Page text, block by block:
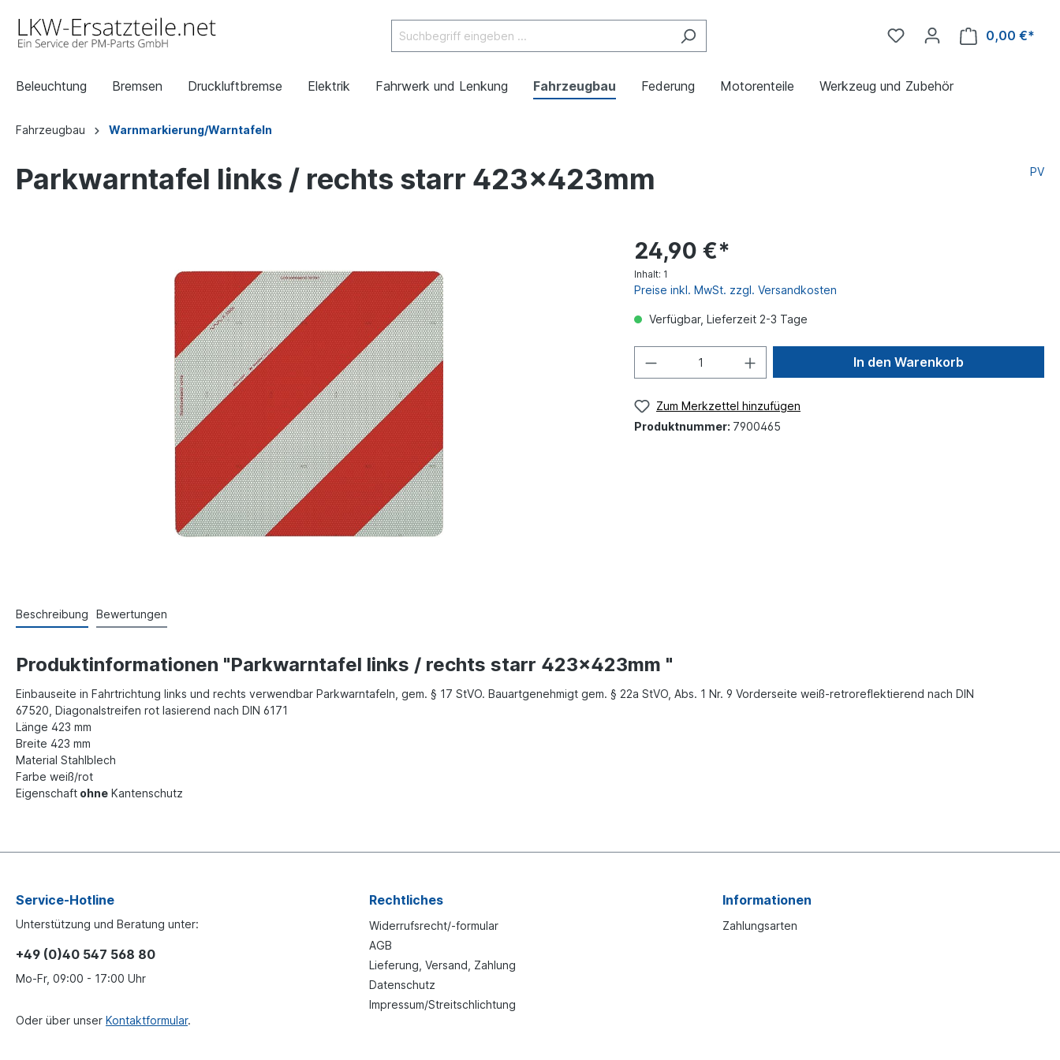
0,00 €*
Beleuchtung Bremsen Druckluftbremse Elektrik Fahrwerk und Lenkung Fahrzeugbau Federung Motorenteile Werkzeug und Zubehör
Fahrzeugbau Warnmarkierung/Warntafeln
Parkwarntafel links / rechts starr 423x423mm PV
24,90 €*
Inhalt: 1
Preise inkl. MwSt. zzgl. Versandkosten
Verfügbar, Lieferzeit 2-3 Tage
In den Warenkorb
Zum Merkzettel hinzufügen
Produktnummer: 7900465
Beschreibung Bewertungen
Produktinformationen "Parkwarntafel links / rechts starr 423x423mm "
Einbauseite in Fahrtrichtung links und rechts verwendbar Parkwarntafeln, gem. § 17 StVO. Bauartgenehmigt gem. § 22a StVO, Abs. 1 Nr. 9 Vorderseite weiß-retroreflektierend nach DIN
67520, Diagonalstreifen rot lasierend nach DIN 6171
Länge 423 mm
Breite 423 mm
Material Stahlblech
Farbe weiß/rot
Eigenschaft ohne Kantenschutz
Service-Hotline
Unterstützung und Beratung unter:
+49 (0)40 547 568 80
Mo-Fr, 09:00 - 17:00 Uhr
Oder über unser Kontaktformular.
Rechtliches
Widerrufsrecht/-formular
AGB
Lieferung, Versand, Zahlung
Datenschutz
Impressum/Streitschlichtung
Informationen
Zahlungsarten